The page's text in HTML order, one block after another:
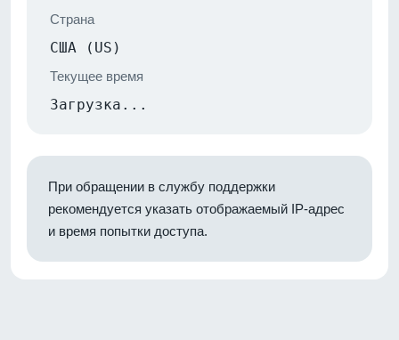
Страна
США (US)
Текущее время
Загрузка...
При обращении в службу поддержки
рекомендуется указать отображаемый IP-адрес
и время попытки доступа.